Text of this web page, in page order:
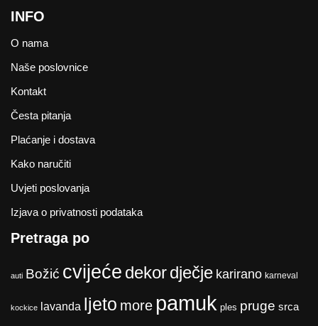
INFO
O nama
Naše poslovnice
Kontakt
Česta pitanja
Plaćanje i dostava
Kako naručiti
Uvjeti poslovanja
Izjava o privatnosti podataka
Pretraga po
auti Božić cvijeće dekordječje karirano karneval
kockice lavanda ljeto more pamuk ples pruge srca